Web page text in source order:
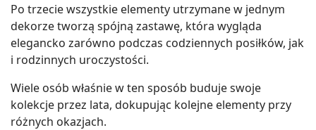
Po trzecie wszystkie elementy utrzymane w jednym
dekorze tworzą spójną zastawę, która wygląda
elegancko zarówno podczas codziennych posiłków, jak
i rodzinnych uroczystości.
Wiele osób właśnie w ten sposób buduje swoje
kolekcje przez lata, dokupując kolejne elementy przy
różnych okazjach.